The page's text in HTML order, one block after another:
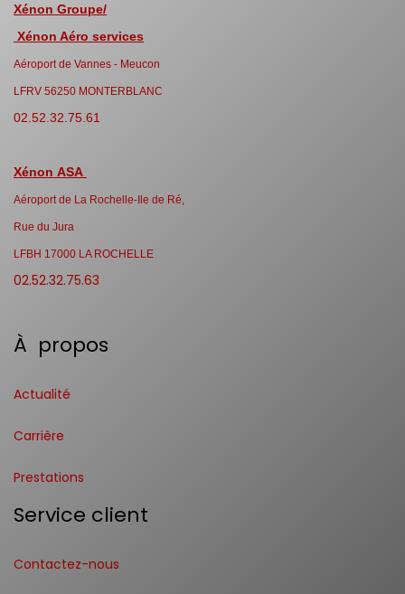
Xénon Groupe/
Xénon Aéro services
Aéroport de Vannes - Meucon
LFRV 56250 MONTERBLANC
02.52.32.75.61
Xénon ASA
Aéroport de La Rochelle-Ile de Ré,
Rue du Jura
LFBH 17000 LA ROCHELLE
02.52.32.75.63
À propos
Actualité
Carrière
Prestations
Service client
Contactez-nous